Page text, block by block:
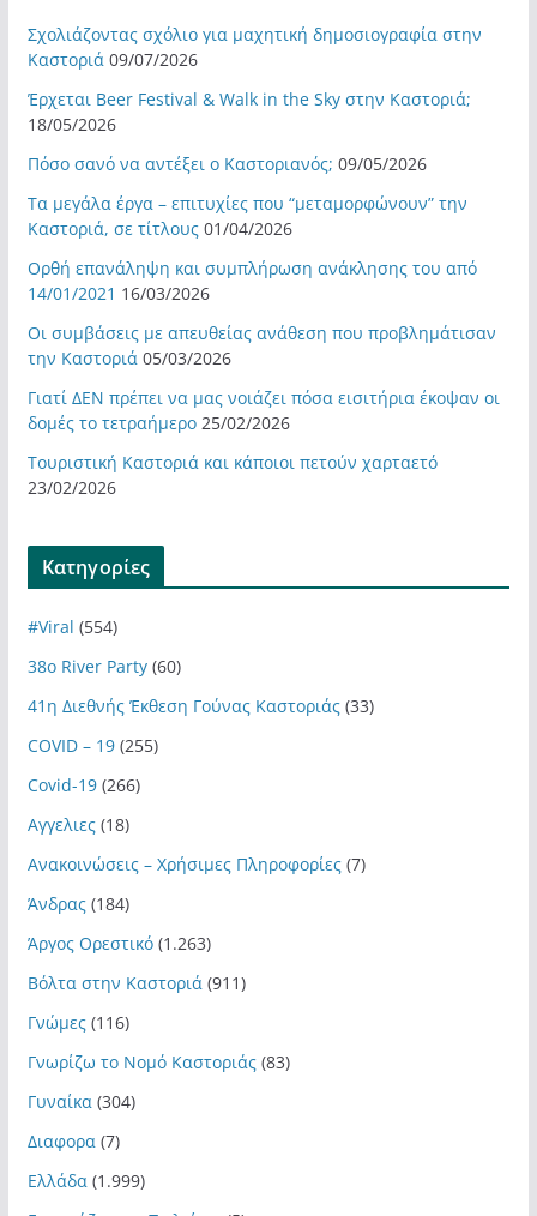
Σχολιάζοντας σχόλιο για μαχητική δημοσιογραφία στην
Καστοριά 09/07/2026
Έρχεται Beer Festival & Walk in the Sky στην Καστοριά;
18/05/2026
Πόσο σανό να αντέξει ο Καστοριανός; 09/05/2026
Τα μεγάλα έργα – επιτυχίες που “μεταμορφώνουν” την
Καστοριά, σε τίτλους 01/04/2026
Ορθή επανάληψη και συμπλήρωση ανάκλησης του από
14/01/2021 16/03/2026
Οι συμβάσεις με απευθείας ανάθεση που προβλημάτισαν
την Καστοριά 05/03/2026
Γιατί ΔΕΝ πρέπει να μας νοιάζει πόσα εισιτήρια έκοψαν οι
δομές το τετραήμερο 25/02/2026
Τουριστική Καστοριά και κάποιοι πετούν χαρταετό
23/02/2026
Kατηγορίες
#Viral (554)
38ο River Party(60)
41η Διεθνής Έκθεση Γούνας Καστοριάς(33)
COVID – 19(255)
Covid-19(266)
Αγγελιες(18)
Ανακοινώσεις – Χρήσιμες Πληροφορίες(7)
Άνδρας(184)
Άργος Ορεστικό(1.263)
Βόλτα στην Καστοριά (911)
Γνώμες(116)
Γνωρίζω το Νομό Καστοριάς(83)
Γυναίκα (304)
Διαφορα (7)
Ελλάδα (1.999)